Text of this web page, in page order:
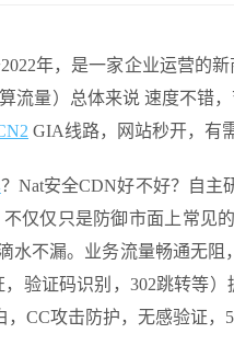
年，是一家企业运营的
流量）总体来说 速度不错
GIA线路，网站秒开，有
？Nat安全CDN好不好？自主
不仅仅只是防御市面上常见
水不漏。业务流量畅通无
，验证码识别，302跳转等
，CC攻击防护，无感验证，